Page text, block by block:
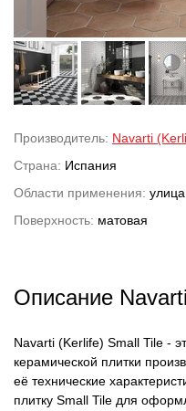
Производитель: Navarti
Страна: Испания
Области применения:
Поверхность: матовая
Описание
Navarti (Kerlife) Small Tile -
керамической плитки
её технические
плитку Small Tile для